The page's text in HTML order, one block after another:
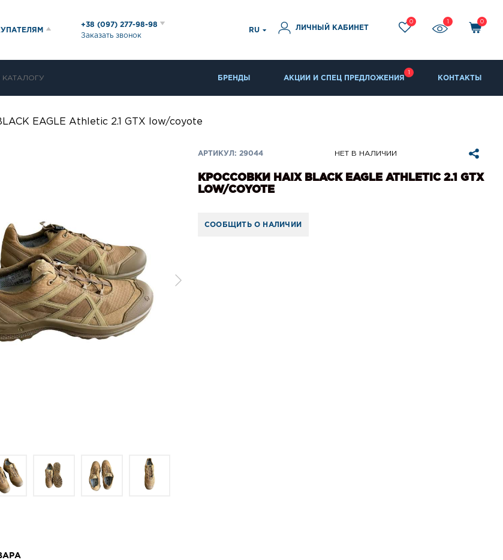
+38 (097) 277-98-98
Заказать звонок
RU ЛИЧНЫЙ КАБИНЕТ
0 0
БРЕНДЫ АКЦИИ И СПЕЦ ПРЕДЛОЖЕНИЯ КОНТАКТЫ
EAGLE Athletic 2.1 GTX low/coyote
АРТИКУЛ: 29044 НЕТ В НАЛИЧИИ
КРОССОВКИ HAIX BLACK EAGLE ATHLETIC 2.1 GTX
LOW/COYOTE
СООБЩИТЬ О НАЛИЧИИ